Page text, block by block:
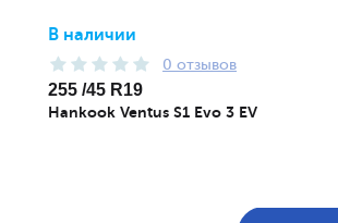
В наличии
0 отзывов
255 /45 R19
Hankook Ventus S1 Evo 3 EV